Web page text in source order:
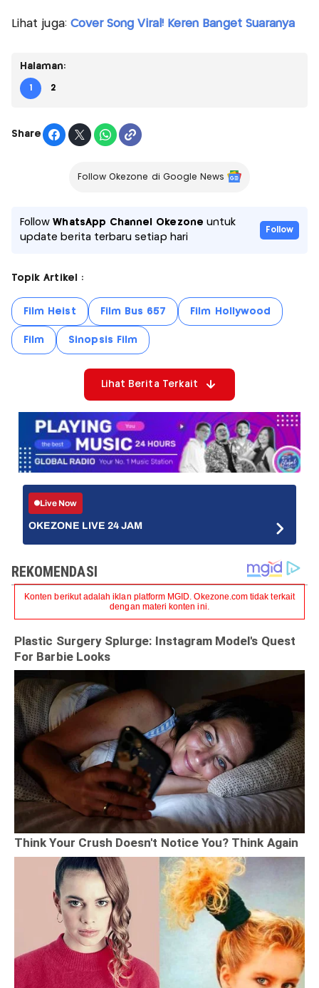
Lihat juga: Cover Song Viral! Keren Banget Suaranya
Halaman:
1 2
Share
Follow Okezone di Google News
FollowWhatsApp Channel Okezone untuk
update berita terbaru setiap hari
Follow
Topik Artikel :
Film Heist Film Bus 657 Film Hollywood
Film Sinopsis Film
Lihat Berita Terkait
Live Now
OKEZONE LIVE 24 JAM